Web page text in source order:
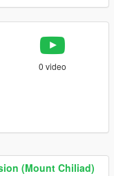
0 video
(Mount Chiliad)